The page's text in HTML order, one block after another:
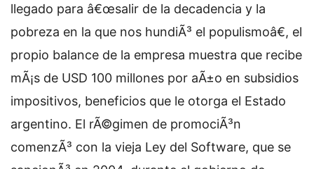
llegado para â€œsalir de la decadencia y la
pobreza en la que nos hundiÃ³ el populismoâ€, el
propio balance de la empresa muestra que recibe
mÃ¡s de USD 100 millones por aÃ±o en subsidios
impositivos, beneficios que le otorga el Estado
argentino. El rÃ©gimen de promociÃ³n
comenzÃ³ con la vieja Ley del Software, que se